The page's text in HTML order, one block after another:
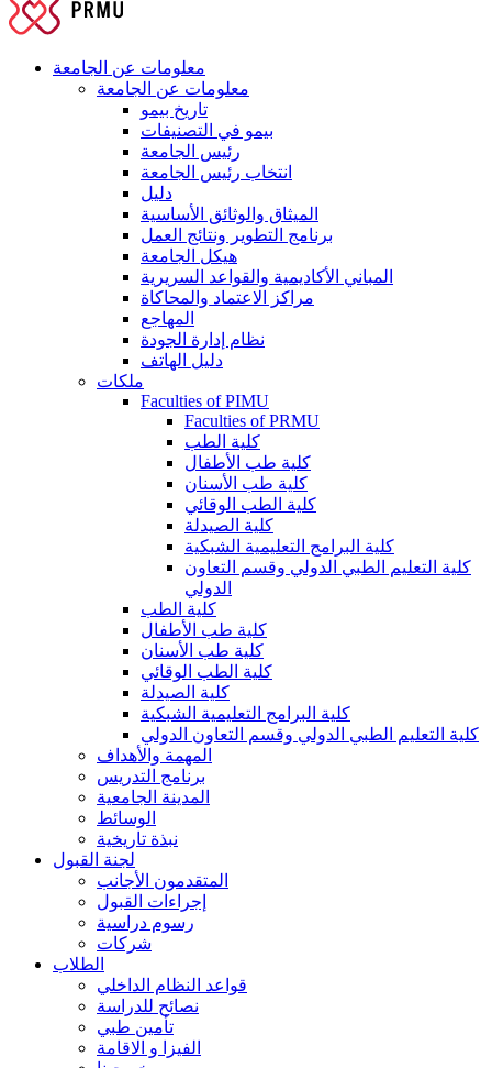
معلومات عن الجامعة
معلومات عن الجامعة
تاريخ بيمو
بيمو في التصنيفات
رئيس الجامعة
انتخاب رئيس الجامعة
دليل
الميثاق والوثائق الأساسية
برنامج التطوير ونتائج العمل
هيكل الجامعة
المباني الأكاديمية والقواعد السريرية
مراكز الاعتماد والمحاكاة
المهاجع
نظام إدارة الجودة
دليل الهاتف
ملكات
Faculties of PIMU
Faculties of PRMU
كلية الطب
كلية طب الأطفال
كلية طب الأسنان
كلية الطب الوقائي
كلية الصيدلة
كلية البرامج التعليمية الشبكية
كلية التعليم الطبي الدولي وقسم التعاون
الدولي
كلية الطب
كلية طب الأطفال
كلية طب الأسنان
كلية الطب الوقائي
كلية الصيدلة
كلية البرامج التعليمية الشبكية
كلية التعليم الطبي الدولي وقسم التعاون الدولي
المهمة والأهداف
برنامج التدريس
المدينة الجامعية
الوسائط
نبذة تاريخية
لجنة القبول
المتقدمون الأجانب
إجراءات القبول
رسوم دراسية
شركات
الطلاب
قواعد النظام الداخلي
نصائح للدراسة
تأمين طبي
الفيزا و الاقامة